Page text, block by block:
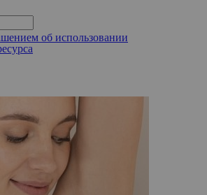
об использовании